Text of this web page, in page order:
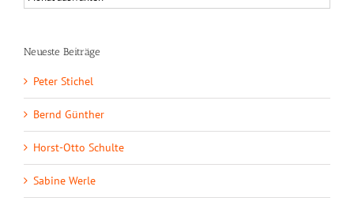
Neueste Beiträge
Peter Stichel
Bernd Günther
Horst-Otto Schulte
Sabine Werle